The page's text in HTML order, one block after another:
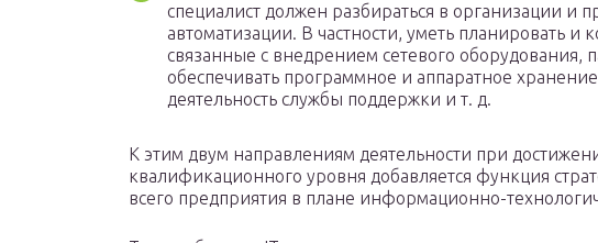
специалист должен разбираться в организации и
автоматизации. В частности, уметь планировать и
связанные с внедрением сетевого оборудования,
обеспечивать программное и аппаратное
деятельность службы поддержки и т. д.
К этим двум направлениям деятельности при
квалификационного уровня добавляется функция
всего предприятия в плане информационно-